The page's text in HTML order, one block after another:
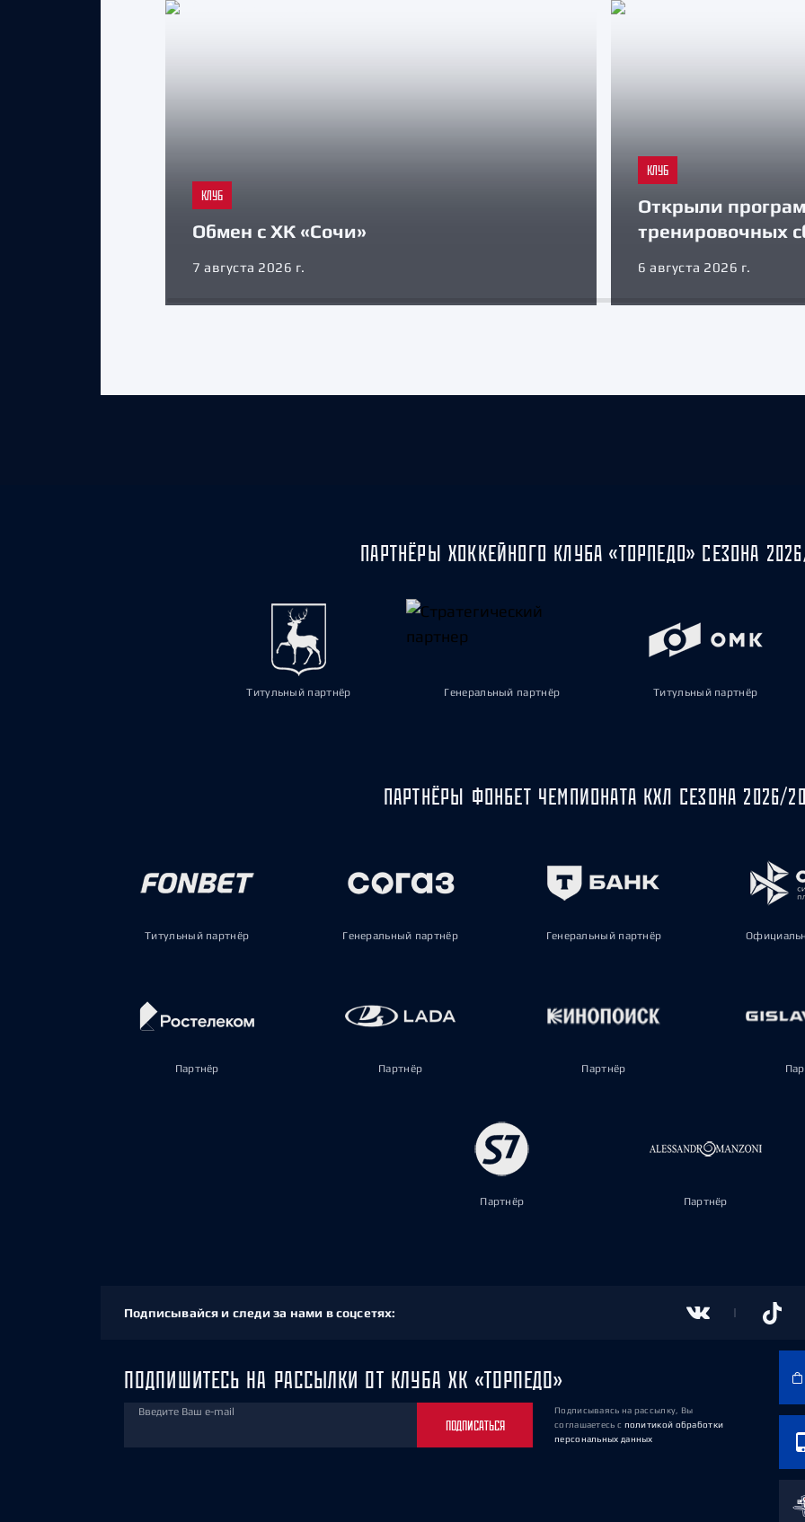
КЛУБ
Обмен с ХК «Сочи»
7 августа 2026 г.
КЛУБ
Открыли
тренировочных
6 августа 2026 г.
ПАРТНЁРЫ ХОККЕЙНОГО КЛУБА «ТОРПЕДО» СЕЗОНА
Титульный партнёр Генеральный партнёр Титульный партнёр
ПАРТНЁРЫ ФОНБЕТ ЧЕМПИОНАТА КХЛ СЕЗОНА 2026/
Титульный партнёр Генеральный партнёр Генеральный партнёр
Партнёр Партнёр Партнёр
Партнёр Партнёр
Подписывайся и следи за нами в соцсетях:
ПОДПИШИТЕСЬ НА РАССЫЛКИ ОТ КЛУБА ХК «ТОРПЕДО»
Введите Ваш e-mail
ПОДПИСАТЬСЯ
Подписываясь на рассылку, Вы
соглашаетесь с политикой обработки
персональных данных